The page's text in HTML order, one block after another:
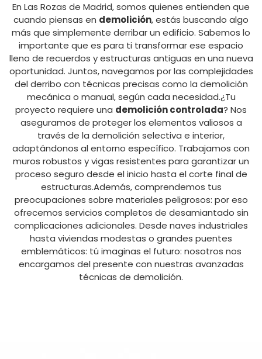
En Las Rozas de Madrid, somos quienes entienden que
cuando piensas en demolición, estás buscando algo
más que simplemente derribar un edificio. Sabemos lo
importante que es para ti transformar ese espacio
lleno de recuerdos y estructuras antiguas en una nueva
oportunidad. Juntos, navegamos por las complejidades
del derribo con técnicas precisas como la demolición
mecánica o manual, según cada necesidad.¿Tu
proyecto requiere una demolición controlada? Nos
aseguramos de proteger los elementos valiosos a
través de la demolición selectiva e interior,
adaptándonos al entorno específico. Trabajamos con
muros robustos y vigas resistentes para garantizar un
proceso seguro desde el inicio hasta el corte final de
estructuras.Además, comprendemos tus
preocupaciones sobre materiales peligrosos: por eso
ofrecemos servicios completos de desamiantado sin
complicaciones adicionales. Desde naves industriales
hasta viviendas modestas o grandes puentes
emblemáticos: tú imaginas el futuro: nosotros nos
encargamos del presente con nuestras avanzadas
técnicas de demolición.